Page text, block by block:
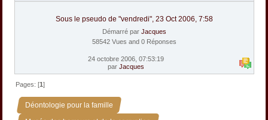
Sous le pseudo de "vendredi", 23 Oct 2006, 7:58
Démarré par Jacques
58542 Vues and 0 Réponses
24 octobre 2006, 07:53:19
par Jacques
Pages: [1]
Déontologie pour la famille »
»